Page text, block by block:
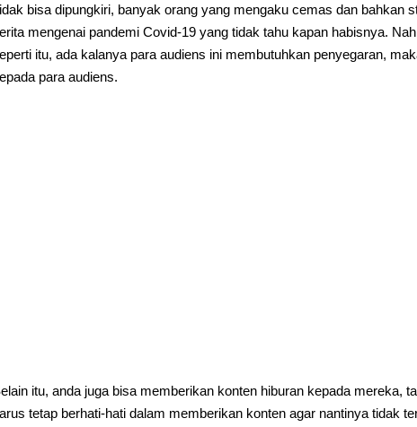
bisa dipungkiri, banyak orang yang mengaku cemas dan bahkan
mengenai pandemi Covid-19 yang tidak tahu kapan habisnya.
itu, ada kalanya para audiens ini membutuhkan penyegaran,
para audiens.
itu, anda juga bisa memberikan konten hiburan kepada mereka,
tetap berhati-hati dalam memberikan konten agar nantinya tidak